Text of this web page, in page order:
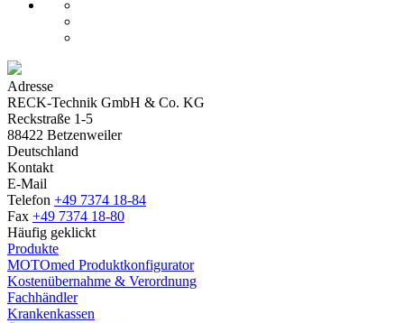
Adresse
RECK-Technik GmbH & Co. KG
Reckstraße 1-5
88422 Betzenweiler
Deutschland
Kontakt
E-Mail
Telefon +49 7374 18-84
Fax +49 7374 18-80
Häufig geklickt
Produkte
MOTOmed Produktkonfigurator
Kostenübernahme & Verordnung
Fachhändler
Krankenkassen